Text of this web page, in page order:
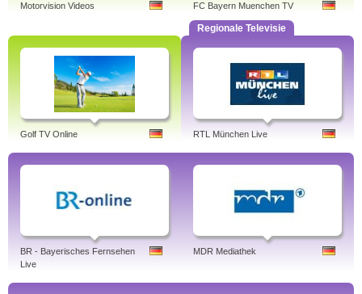
Motorvision Videos FC Bayern Muenchen TV
Golf TV Online
Regionale Televisie
RTL München Live
BR - Bayerisches Fernsehen
Live
MDR Mediathek